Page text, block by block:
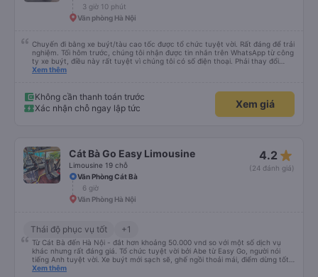
3 giờ 10 phút
Văn phòng Hà Nội
Chuyến đi bằng xe buýt/tàu cao tốc được tổ chức tuyệt vời. Rất đáng để trải
nghiệm. Tối hôm trước, chúng tôi nhận được tin nhắn trên WhatsApp từ công
ty xe buýt, điều này rất tuyệt vì chúng tôi có số điện thoại. Phải thay đổi
điểm đón vì trời mưa như trút nước, nhưng họ rất thông cảm. Anh chàng lái
Cát Bà đến Hà Nội, phải xuống xe buýt, lên tàu cao tốc rồi lại lên một xe
buýt khác. Được tổ chức tốt, giao tiếp tuyệt vời, chuyến đi tuyệt vời.
Xem thêm
Không cần thanh toán trước
Xác nhận chỗ ngay lập tức
Xem giá
Cát Bà Go Easy Limousine
Limousine 19 chỗ
4.2 star_rate
(24 đánh giá)
Văn Phòng Cát Bà
6 giờ
Văn Phòng Hà Nội
Thái độ phục vụ tốt +1
Từ Cát Bà đến Hà Nội - đắt hơn khoảng 50.000 vnd so với một số dịch vụ
khác nhưng rất đáng giá. Tổ chức tuyệt vời bởi Abe từ Easy Go, người nói
tiếng Anh tuyệt vời. Xe buýt mới sạch sẽ, ghế ngồi thoải mái, điểm dừng tốt
giữa chặng, tốt hơn nhiều so với nhiều xe buýt mà tôi đã thử cho đến nay.
Xem thêm